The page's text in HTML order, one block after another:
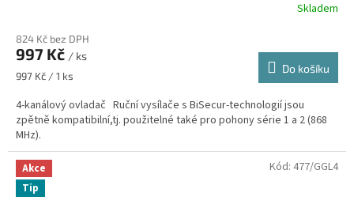
Skladem
824 Kč bez DPH
997 Kč / ks
Měrná
997 Kč / 1 ks
Do košíku
4-kanálový ovladač Ruční vysílače s BiSecur-technologií jsou
zpětně kompatibilní,tj. použitelné také pro pohony série 1 a 2 (868
MHz).
Akce
Tip
Kód: 477/GGL4